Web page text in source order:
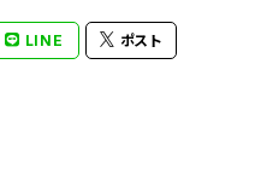
LINE ポスト